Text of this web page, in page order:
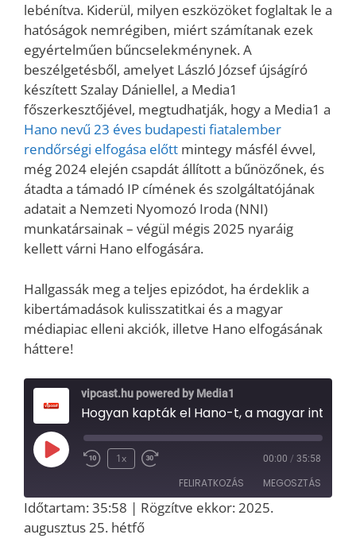
lebénítva. Kiderül, milyen eszközöket foglaltak le a
hatóságok nemrégiben, miért számítanak ezek
egyértelműen bűncselekménynek. A
beszélgetésből, amelyet László József újságíró
készített Szalay Dániellel, a Media1
főszerkesztőjével, megtudhatják, hogy a Media1 a
Hano nevű 23 éves budapesti fiatalember
rendőrségi elfogása előtt mintegy másfél évvel,
még 2024 elején csapdát állított a bűnözőnek, és
átadta a támadó IP címének és szolgáltatójának
adatait a Nemzeti Nyomozó Iroda (NNI)
munkatársainak – végül mégis 2025 nyaráig
kellett várni Hano elfogására.
Hallgassák meg a teljes epizódot, ha érdeklik a
kibertámadások kulisszatitkai és a magyar
médiapiac elleni akciók, illetve Hano elfogásának
háttere!
vipcast.hu powered by Media1
Play
1x 00:00 / 35:58
FELIRATKOZÁS MEGOSZTÁS
RSS
MEGOSZT
ÁS
Időtartam: 35:58 | Rögzítve ekkor: 2025.
augusztus 25. hétfő